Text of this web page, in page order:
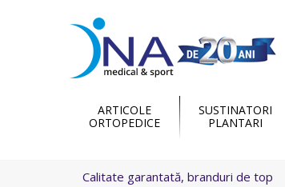
ARTICOLE
ORTOPEDICE
SUSTINATORI
PLANTARI
Calitate garantată, branduri de top